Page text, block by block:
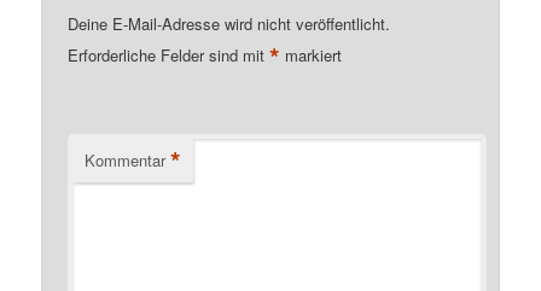
Deine E-Mail-Adresse wird nicht veröffentlicht.
Erforderliche Felder sind mit* markiert
Kommentar *